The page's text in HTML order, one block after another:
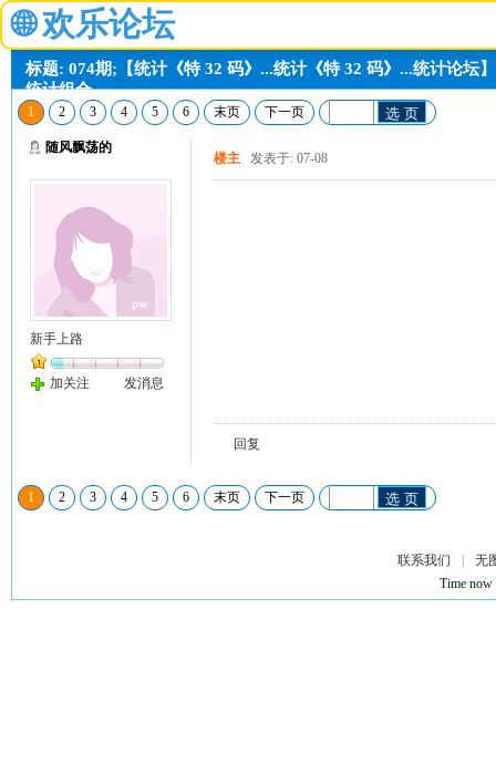
🌐 欢乐论坛
标题: 074期;【统计《特 32 码》...统计《特 32 码》...统计论坛
统计组合。
1 2 3 4 5 6 末页 下一页 选 页
随风飘荡的
新手上路
加关注 发消息
楼主 发表于: 07-08
回复
1 2 3 4 5 6 末页 下一页 选 页
联系我们
无
Time now